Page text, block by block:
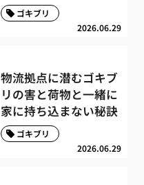
2026.06.29
ゴキブリ
物流拠点に潜むゴキブ
リの害と荷物と一緒に
家に持ち込まない秘訣
2026.06.29
ゴキブリ